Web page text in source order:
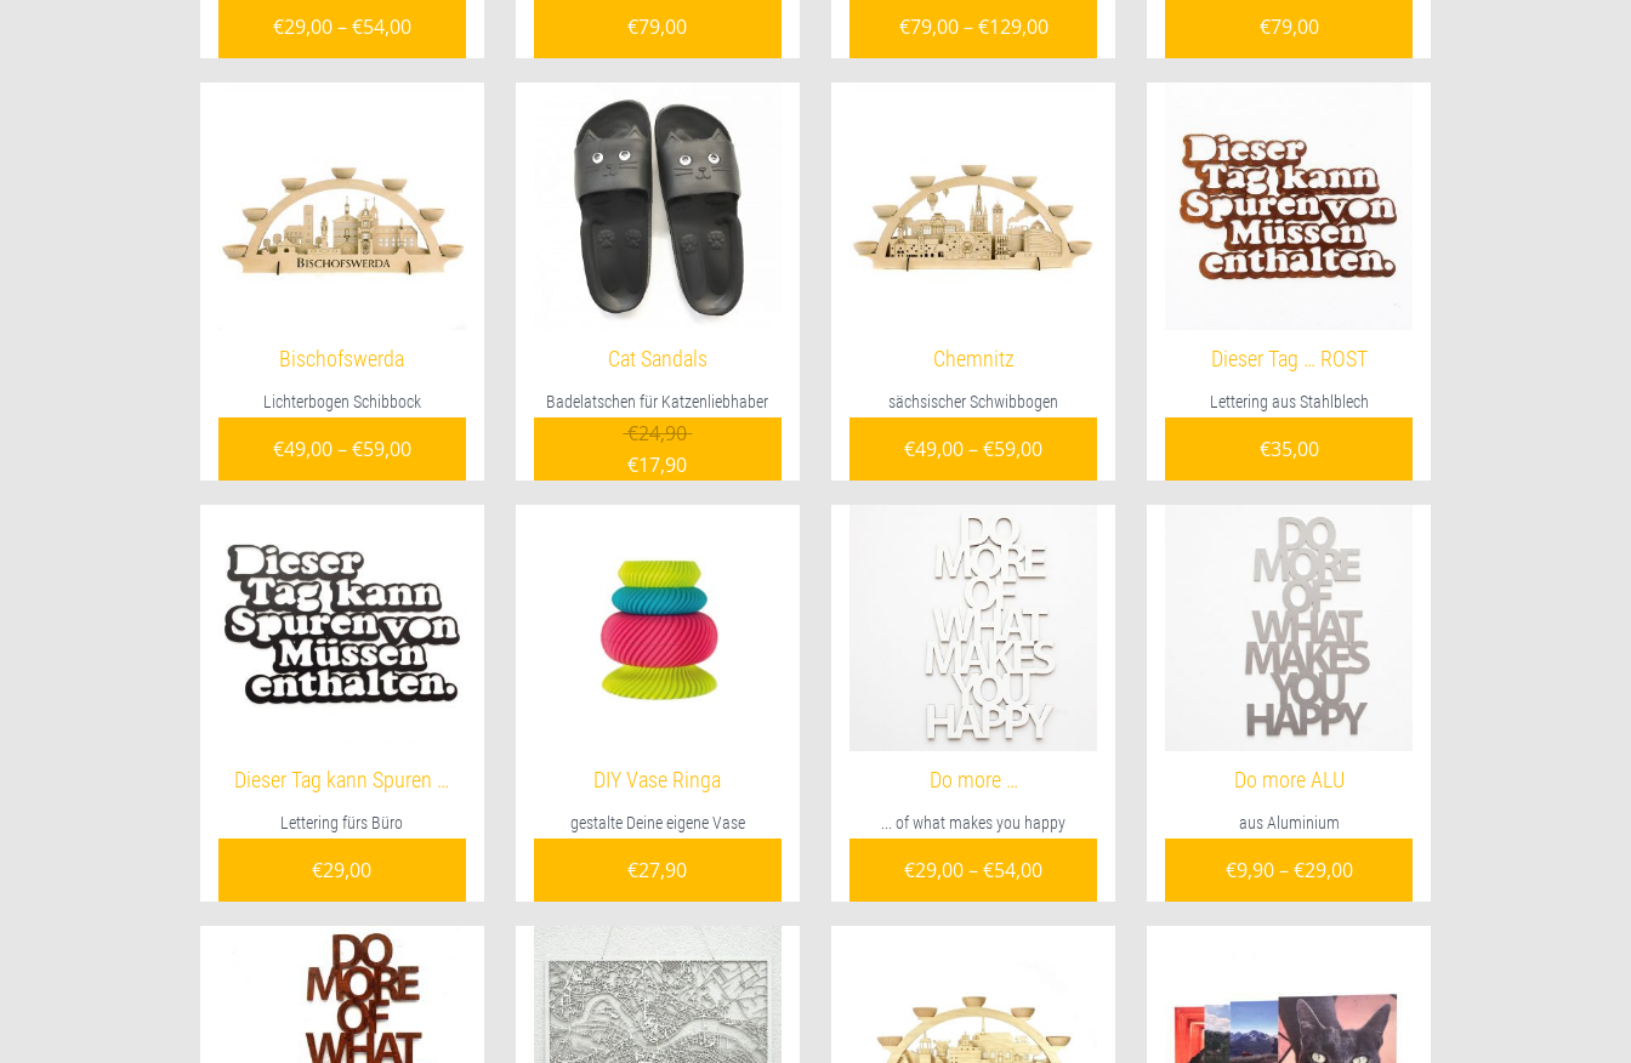
€29,00–€54,00 €79,00 €79,00–€129,00 €79,00
Bischofswerda
Lichterbogen Schibbock
€49,00–€59,00
Cat Sandals
Badelatschen für Katzenliebhaber
€24,90Ursprünglicher Preis war: €24,90
€17,90
Chemnitz
sächsischer Schwibbogen
€49,00–€59,00
Dieser Tag … ROST
Lettering aus Stahlblech
€35,00
Dieser Tag kann Spuren …
Lettering fürs Büro
€29,00
DIY Vase Ringa
gestalte Deine eigene Vase
€27,90
Do more …
... of what makes you happy
€29,00–€54,00
Do more ALU
aus Aluminium
€9,90–€29,00